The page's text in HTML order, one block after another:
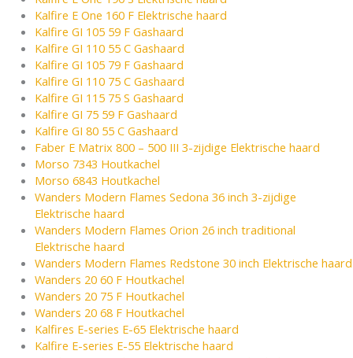
Kalfire E One 160 F Elektrische haard
Kalfire GI 105 59 F Gashaard
Kalfire GI 110 55 C Gashaard
Kalfire GI 105 79 F Gashaard
Kalfire GI 110 75 C Gashaard
Kalfire GI 115 75 S Gashaard
Kalfire GI 75 59 F Gashaard
Kalfire GI 80 55 C Gashaard
Faber E Matrix 800 – 500 III 3-zijdige Elektrische haard
Morso 7343 Houtkachel
Morso 6843 Houtkachel
Wanders Modern Flames Sedona 36 inch 3-zijdige
Elektrische haard
Wanders Modern Flames Orion 26 inch traditional
Elektrische haard
Wanders Modern Flames Redstone 30 inch Elektrische haard
Wanders 20 60 F Houtkachel
Wanders 20 75 F Houtkachel
Wanders 20 68 F Houtkachel
Kalfires E-series E-65 Elektrische haard
Kalfire E-series E-55 Elektrische haard